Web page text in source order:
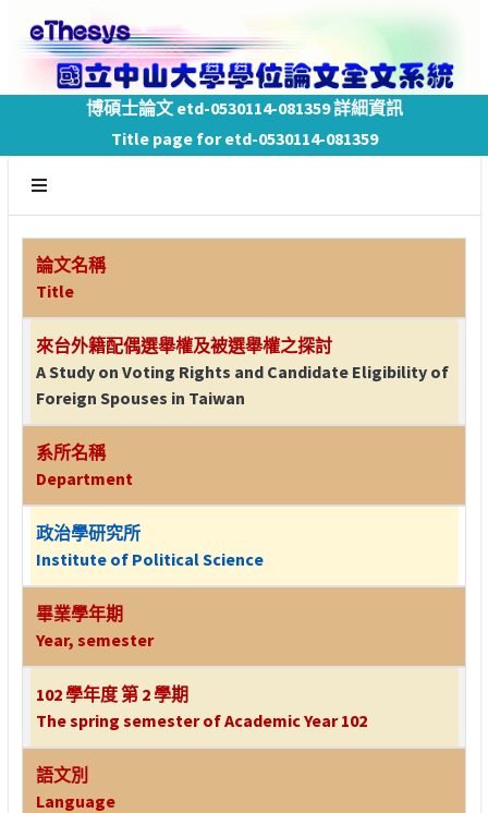
博碩士論文 etd-0530114-081359 詳細資訊
Title page for etd-0530114-081359
論文名稱
Title
來台外籍配偶選舉權及被選舉權之探討
A Study on Voting Rights and Candidate Eligibility of
Foreign Spouses in Taiwan
系所名稱
Department
政治學研究所
Institute of Political Science
畢業學年期
Year, semester
102 學年度 第 2 學期
The spring semester of Academic Year 102
語文別
Language